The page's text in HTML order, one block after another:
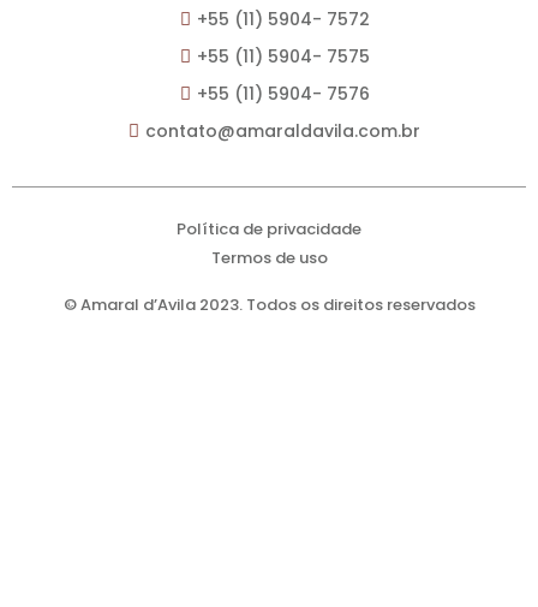
+55 (11) 5904- 7572
+55 (11) 5904- 7575
+55 (11) 5904- 7576
contato@amaraldavila.com.br
Política de privacidade
Termos de uso
© Amaral d’Avila 2023. Todos os direitos reservados